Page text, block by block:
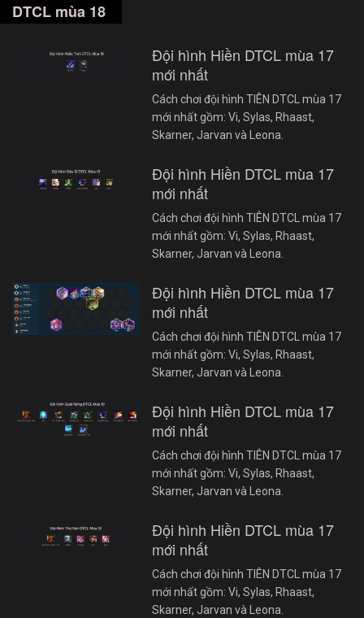
DTCL mùa 18
Đội hình Hiền DTCL mùa 17
mới nhất
Cách chơi đội hình TIÊN DTCL mùa 17
mới nhất gồm: Vi, Sylas, Rhaast,
Skarner, Jarvan và Leona.
Đội hình Hiền DTCL mùa 17
mới nhất
Cách chơi đội hình TIÊN DTCL mùa 17
mới nhất gồm: Vi, Sylas, Rhaast,
Skarner, Jarvan và Leona.
Đội hình Hiền DTCL mùa 17
mới nhất
Cách chơi đội hình TIÊN DTCL mùa 17
mới nhất gồm: Vi, Sylas, Rhaast,
Skarner, Jarvan và Leona.
Đội hình Hiền DTCL mùa 17
mới nhất
Cách chơi đội hình TIÊN DTCL mùa 17
mới nhất gồm: Vi, Sylas, Rhaast,
Skarner, Jarvan và Leona.
Đội hình Hiền DTCL mùa 17
mới nhất
Cách chơi đội hình TIÊN DTCL mùa 17
mới nhất gồm: Vi, Sylas, Rhaast,
Skarner, Jarvan và Leona.